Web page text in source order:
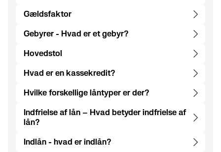
Gældsfaktor
Gebyrer - Hvad er et gebyr?
Hovedstol
Hvad er en kassekredit?
Hvilke forskellige låntyper er der?
Indfrielse af lån – Hvad betyder indfrielse af
lån?
Indlån - hvad er indlån?